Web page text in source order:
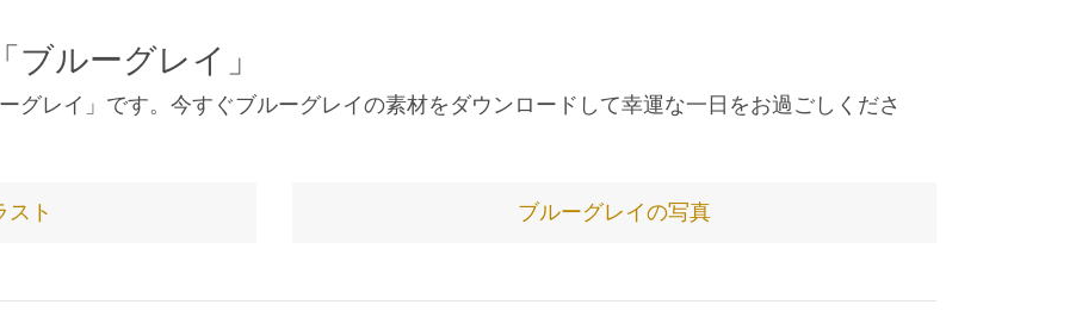
ルーグレイ」
グレイ」です。今すぐブルーグレイの素材をダウンロードして幸運な一日をお過ごしくださ
スト ブルーグレイの写真